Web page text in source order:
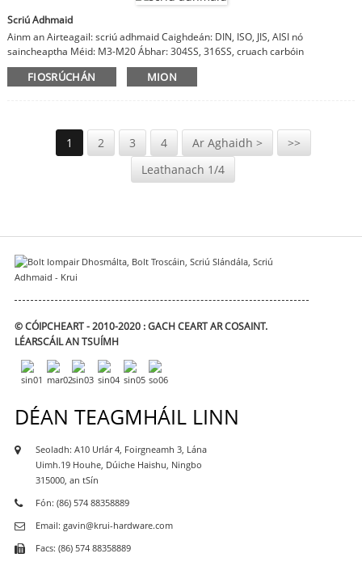
Scriú Adhmaid
Ainm an Airteagail: scriú adhmaid Caighdeán: DIN, ISO, JIS, AISI nó
saincheaptha Méid: M3-M20 Ábhar: 304SS, 316SS, cruach carbóin
FIOSRÚCHÁN MION
1 2 3 4 Ar Aghaidh >
>>
Leathanach 1/4
© CÓIPCHEART - 2010-2020 : GACH CEART AR COSAINT.
LÉARSCÁIL AN TSUÍMH
DÉAN TEAGMHÁIL LINN
Seoladh: A10 Urlár 4, Foirgneamh 3, Lána
Uimh.19 Houhe, Dúiche Haishu, Ningbo
315000, an tSín
Fón: (86) 574 88358889
Email: gavin@krui-hardware.com
Facs: (86) 574 88358889